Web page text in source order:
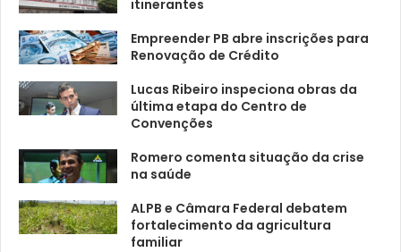
itinerantes
Empreender PB abre inscrições para
Renovação de Crédito
Lucas Ribeiro inspeciona obras da
última etapa do Centro de
Convenções
Romero comenta situação da crise
na saúde
ALPB e Câmara Federal debatem
fortalecimento da agricultura
familiar